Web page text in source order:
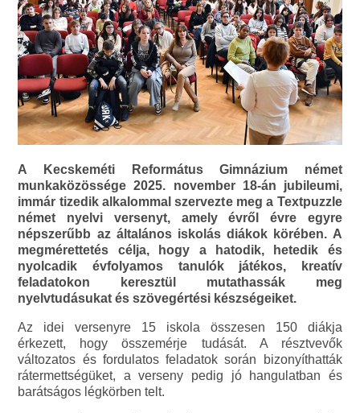
A Kecskeméti Református Gimnázium német
munkaközössége 2025. november 18-án jubileumi,
immár tizedik alkalommal szervezte meg a Textpuzzle
német nyelvi versenyt, amely évről évre egyre
népszerűbb az általános iskolás diákok körében. A
megmérettetés célja, hogy a hatodik, hetedik és
nyolcadik évfolyamos tanulók játékos, kreatív
feladatokon keresztül mutathassák meg
nyelvtudásukat és szövegértési készségeiket.
Az idei versenyre 15 iskola összesen 150 diákja
érkezett, hogy összemérje tudását. A résztvevők
változatos és fordulatos feladatok során bizonyíthatták
rátermettségüket, a verseny pedig jó hangulatban és
barátságos légkörben telt.